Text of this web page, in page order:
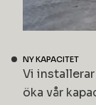
NY KAPACITET
Vi
öka vår